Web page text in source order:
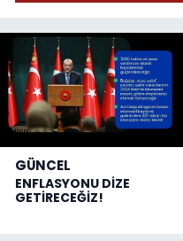
GÜNCEL
ENFLASYONU DİZE
GETİRECEĞİZ!